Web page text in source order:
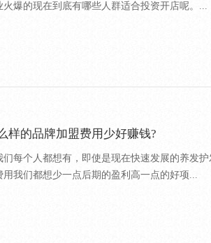
火爆的现在到底有哪些人群适合投资开店呢。...
样的品牌加盟费用少好赚钱?
每个人都想有，即使是现在快速发展的养发
用我们都想少一点后期的盈利高一点的好项...